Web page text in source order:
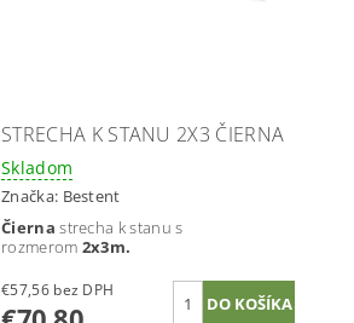
STRECHA K STANU 2X3 ČIERNA
Skladom
Značka: Bestent
Čierna strecha k stanu s
rozmerom 2x3m.
€57,56 bez DPH